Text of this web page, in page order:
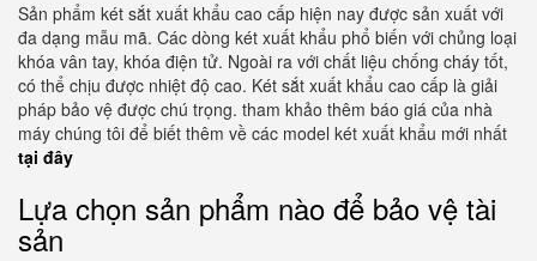
Sản phẩm két sắt xuất khẩu cao cấp hiện nay được sản xuất với
đa dạng mẫu mã. Các dòng két xuất khẩu phổ biến với chủng loại
khóa vân tay, khóa điện tử. Ngoài ra với chất liệu chống cháy tốt,
có thể chịu được nhiệt độ cao. Két sắt xuất khẩu cao cấp là giải
pháp bảo vệ được chú trọng. tham khảo thêm báo giá của nhà
máy chúng tôi để biết thêm về các model két xuất khẩu mới nhất
tại đây
Lựa chọn sản phẩm nào để bảo vệ tài
sản